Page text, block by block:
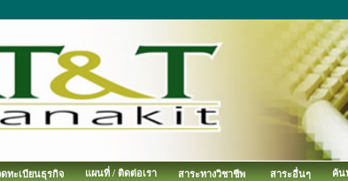
ทะเบียนธุรกิจ แผนที่ / ติดต่อเรา สาระทางวิชาชีพ สาระอื่นๆ ค้น